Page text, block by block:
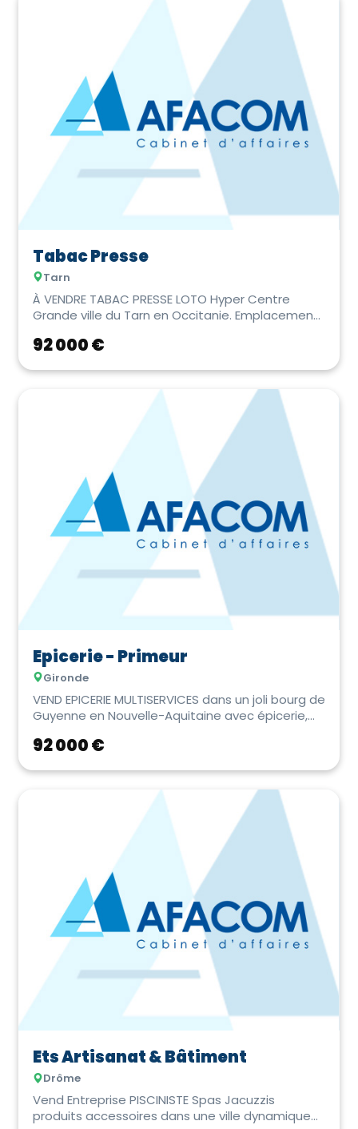
Tabac Presse
Tarn
À VENDRE TABAC PRESSE LOTO Hyper Centre
Grande ville du Tarn en Occitanie. Emplacement
92 000 €
Epicerie - Primeur
Gironde
VEND EPICERIE MULTISERVICES dans un joli bourg de
Guyenne en Nouvelle-Aquitaine avec épicerie,
92 000 €
Ets Artisanat & Bâtiment
Drôme
Vend Entreprise PISCINISTE Spas Jacuzzis
produits accessoires dans une ville dynamique